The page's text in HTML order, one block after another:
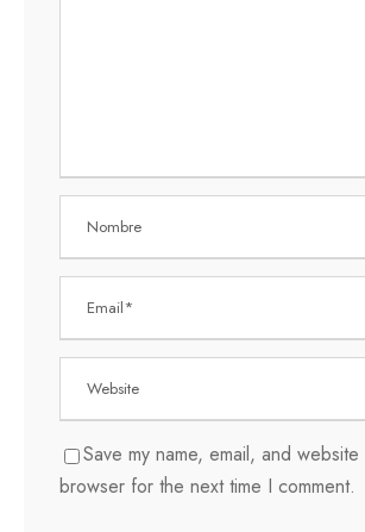
Save my name, email, and website
browser for the next time I comment.